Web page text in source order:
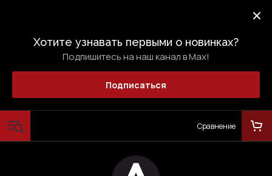
Хотите узнавать первыми о новинках?
Подпишитесь на наш канал в Max!
Подписаться
Сравнение